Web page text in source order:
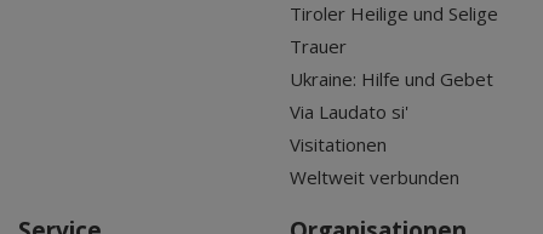
Tiroler Heilige und Selige
Trauer
Ukraine: Hilfe und Gebet
Via Laudato si'
Visitationen
Weltweit verbunden